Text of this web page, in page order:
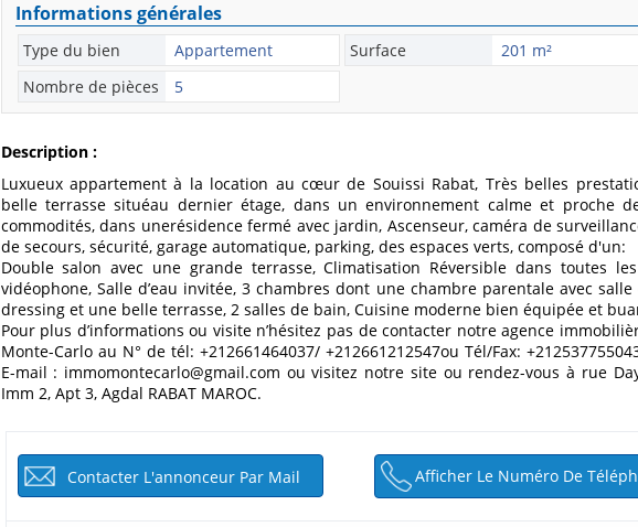
Informations générales
Type du bien Appartement Surface
201 m²
Nombre de pièces
5
Description :
Luxueux appartement à la location au cœur de Souissi Rabat, Très belles prestations,avec
belle terrasse situéau dernier étage, dans un environnement calme et proche
commodités, dans unerésidence fermé avec jardin, Ascenseur, caméra de
de secours, sécurité, garage automatique, parking, des espaces verts, composé d'un:
Double salon avec une grande terrasse, Climatisation Réversible dans toutes
vidéophone, Salle d’eau invitée, 3 chambres dont une chambre parentale avec
dressing et une belle terrasse, 2 salles de bain, Cuisine moderne bien équipée et
Pour plus d’informations ou visite n’hésitez pas de contacter notre agence
Monte-Carlo au N° de tél: +212661464037/ +212661212547ou Tél/Fax:
E-mail : immomontecarlo@gmail.com ou visitez notre site ou rendez-vous à rue
Imm 2, Apt 3, Agdal RABAT MAROC.
Contacter L'annonceur Par Mail